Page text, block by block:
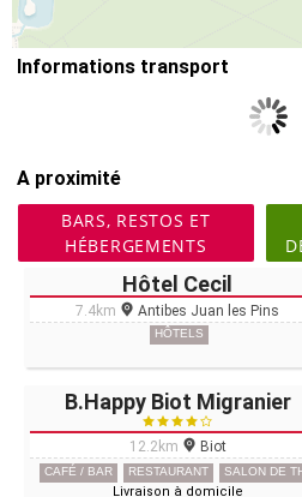
Informations transport
A proximité
BARS, RESTOS ET
HÉBERGEMENTS
Hôtel Cecil
7.4km Antibes Juan les Pins
HÔTELS
B.Happy Biot Migranier
12.2km Biot
CAFÉ / BAR RESTAURANT SALON DE
Livraison à domicile